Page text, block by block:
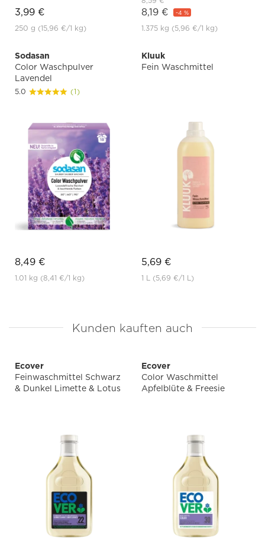
3,99 €
250 g (15,96 €/1 kg)
8,19 € -4 %
1.375 kg (5,96 €/1 kg)
Sodasan
Color Waschpulver
Lavendel
5.0 (1)
8,49 €
1.01 kg (8,41 €/1 kg)
Kluuk
Fein Waschmittel
5,69 €
1 L (5,69 €/1 L)
Kunden kauften auch
Ecover
Feinwaschmittel Schwarz
& Dunkel Limette & Lotus
Ecover
Color Waschmittel
Apfelblüte & Freesie